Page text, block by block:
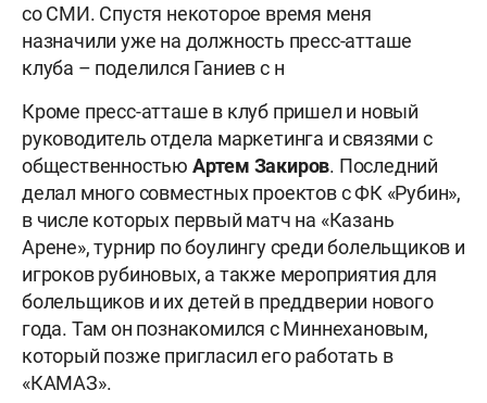
со СМИ. Спустя некоторое время меня
назначили уже на должность пресс-атташе
клуба – поделился Ганиев с н
Кроме пресс-атташе в клуб пришел и новый
руководитель отдела маркетинга и связями с
общественностью Артем Закиров. Последний
делал много совместных проектов с ФК «Рубин»,
в числе которых первый матч на «Казань
Арене», турнир по боулингу среди болельщиков и
игроков рубиновых, а также мероприятия для
болельщиков и их детей в преддверии нового
года. Там он познакомился с Миннехановым,
который позже пригласил его работать в
«КАМАЗ».